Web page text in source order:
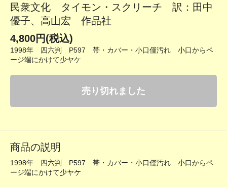
民衆文化 タイモン・スクリーチ 訳：田中
優子、高山宏 作品社
4,800円(税込)
1998年 四六判 P597 帯・カバー・小口僅汚れ 小口からペ
ージ端にかけて少ヤケ
売り切れました
商品の説明
1998年 四六判 P597 帯・カバー・小口僅汚れ 小口からペ
ージ端にかけて少ヤケ